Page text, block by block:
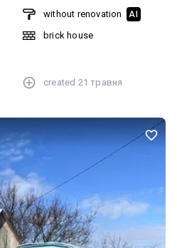
вулиця. В селі є магазин,Нова
22 км. Додатково:
Ні. Комунікації: Без
without renovation AI
brick house
created 21 травня